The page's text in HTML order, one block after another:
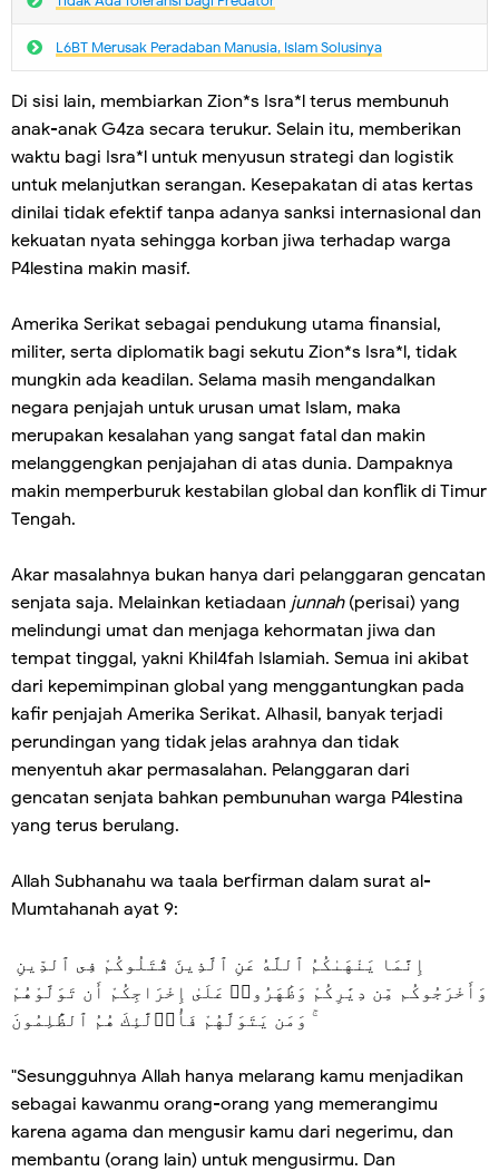
L6BT Merusak Peradaban Manusia, IsIam Solusinya
Di sisi lain, membiarkan Zion*s Isra*l terus membunuh
anak-anak G4za secara terukur. Selain itu, memberikan
waktu bagi Isra*l untuk menyusun strategi dan logistik
untuk melanjutkan serangan. Kesepakatan di atas kertas
dinilai tidak efektif tanpa adanya sanksi internasional dan
kekuatan nyata sehingga korban jiwa terhadap warga
P4lestina makin masif.
Amerika Serikat sebagai pendukung utama finansial,
militer, serta diplomatik bagi sekutu Zion*s Isra*l, tidak
mungkin ada keadilan. Selama masih mengandalkan
negara penjajah untuk urusan umat Islam, maka
merupakan kesalahan yang sangat fatal dan makin
melanggengkan penjajahan di atas dunia. Dampaknya
makin memperburuk kestabilan global dan konflik di Timur
Tengah.
Akar masalahnya bukan hanya dari pelanggaran gencatan
senjata saja. Melainkan ketiadaan junnah(perisai) yang
melindungi umat dan menjaga kehormatan jiwa dan
tempat tinggal, yakni Khil4fah Islamiah. Semua ini akibat
dari kepemimpinan global yang menggantungkan pada
kafir penjajah Amerika Serikat. Alhasil, banyak terjadi
perundingan yang tidak jelas arahnya dan tidak
menyentuh akar permasalahan. Pelanggaran dari
gencatan senjata bahkan pembunuhan warga P4lestina
yang terus berulang.
Allah Subhanahu wa taala berfirman dalam surat al-
Mumtahanah ayat 9:
وَأَخْرَجُوكُم مِّن دِيَٰرِكُمْ وَظَٰهَرُوا۟ عَلَىٰ إِخْرَاجِكُمْ أَن تَوَلَّوْهُمْ
ۚ وَمَن يَتَوَلَّهُمْ فَأُو۟لَٰٓئِكَ هُمُ ٱلظَّٰلِمُونَ
"Sesungguhnya Allah hanya melarang kamu menjadikan
sebagai kawanmu orang-orang yang memerangimu
karena agama dan mengusir kamu dari negerimu, dan
membantu (orang lain) untuk mengusirmu. Dan